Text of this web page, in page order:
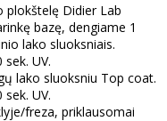
plokštelę Didier Lab
bazę, dengiame 1
lako sluoksniais.
UV.
lako sluoksniu Top coat.
UV.
freza, priklausomai